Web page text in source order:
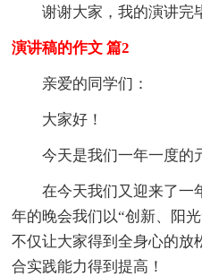
谢谢大家，我的演讲完
演讲稿的作文 篇2
亲爱的同学们：
大家好！
今天是我们一年一度的
在今天我们又迎来了一
年的晚会我们以“创新、阳
不仅让大家得到全身心的放
合实践能力得到提高！